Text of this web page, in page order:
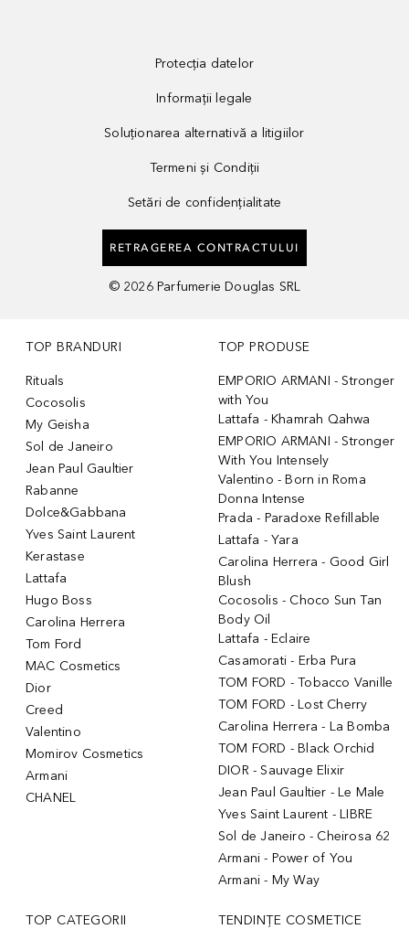
Protecția datelor
Informații legale
Soluționarea alternativă a litigiilor
Termeni și Condiții
Setări de confidențialitate
RETRAGEREA CONTRACTULUI
© 2026 Parfumerie Douglas SRL
TOP BRANDURI
Rituals
Cocosolis
My Geisha
Sol de Janeiro
Jean Paul Gaultier
Rabanne
Dolce&Gabbana
Yves Saint Laurent
Kerastase
Lattafa
Hugo Boss
Carolina Herrera
Tom Ford
MAC Cosmetics
Dior
Creed
Valentino
Momirov Cosmetics
Armani
CHANEL
TOP PRODUSE
EMPORIO ARMANI - Stronger
with You
Lattafa - Khamrah Qahwa
EMPORIO ARMANI - Stronger
With You Intensely
Valentino - Born in Roma
Donna Intense
Prada - Paradoxe Refillable
Lattafa - Yara
Carolina Herrera - Good Girl
Blush
Cocosolis - Choco Sun Tan
Body Oil
Lattafa - Eclaire
Casamorati - Erba Pura
TOM FORD - Tobacco Vanille
TOM FORD - Lost Cherry
Carolina Herrera - La Bomba
TOM FORD - Black Orchid
DIOR - Sauvage Elixir
Jean Paul Gaultier - Le Male
Yves Saint Laurent - LIBRE
Sol de Janeiro - Cheirosa 62
Armani - Power of You
Armani - My Way
TOP CATEGORII TENDINȚE COSMETICE